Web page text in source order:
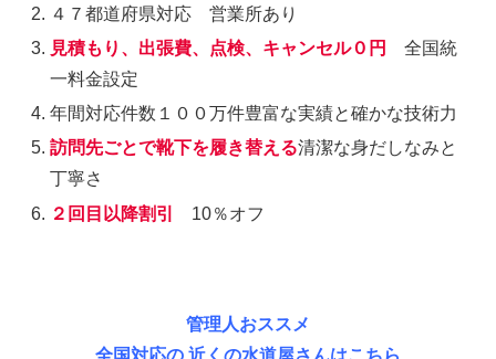
４７都道府県対応 営業所あり
見積もり、出張費、点検、キャンセル０円
全国統
一料金設定
年間対応件数１００万件豊富な実績と確かな技術力
訪問先ごとで靴下を履き替える清潔な身だしなみと
丁寧さ
２回目以降割引
10％オフ
管理人おススメ